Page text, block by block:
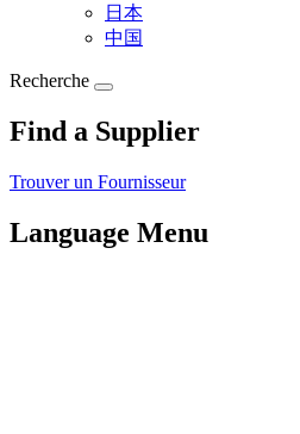
日本
中国
Recherche
Find a Supplier
Trouver un Fournisseur
Language Menu